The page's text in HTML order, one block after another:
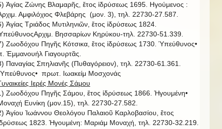
Ἁγίας Ζώνης Βλαμαρῆς, ἔτος ἱδρύσεως 1695. Ηγούμενος :
Αμφιλόχιος Φλεβάρης (μον. 3), τηλ. 22730-27.587.
Ἁγίας Τριάδος Μυτιληνιῶν, ἔτος ἱδρύσεως 1824.
Βησσαρίων Κηρύκου-τηλ. 22730-51.339.
Ζωοδόχου Πηγῆς Κότσικα, ἔτος ἱδρύσεως 1730. Ὑπεύθυνος•
Ἐμμανουήλ Γιαγουρτᾶς.
Παναγίας Σπηλιανῆς (Πυθαγόρειον), τηλ. 22730-61.361.
πρωτ. Ιωακείμ Μοσχονάς
Ιερές Μονές Σάμου
Ζωοδόχου Πηγῆς Σάμου, ἔτος ἱδρύσεως 1866. Ἡγουμένη•
Ευνίκη (μον.15), τηλ. 22730-27.582.
Ἁγίου Ἰωάννου Θεολόγου Παλαιοῦ Καρλοβασίου, ἔτος
1823. Ἡγουμένη: Μαριάμ Μοναχή, τηλ. 22730-32.219.